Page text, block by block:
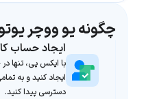
چگونه یو ووچر
ایجاد حساب
با ایکس پی، تنها
ایجاد کنید و به
دسترسی پیدا کنید.